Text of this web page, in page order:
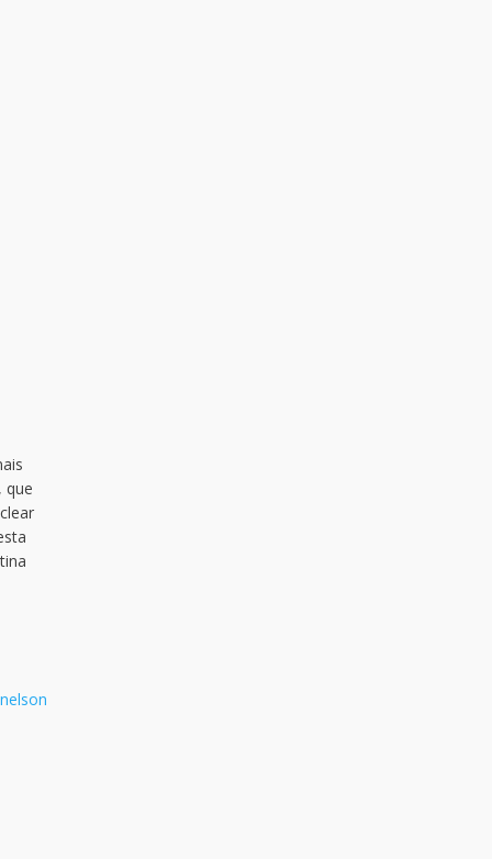
que
nelson